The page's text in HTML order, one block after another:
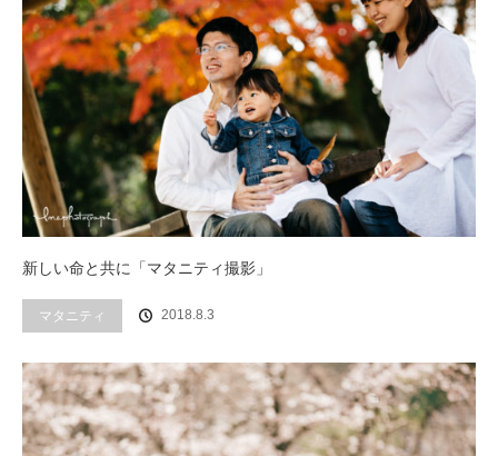
新しい命と共に「マタニティ撮影」
マタニティ 2018.8.3